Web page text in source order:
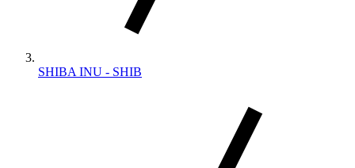
SHIBA INU - SHIB